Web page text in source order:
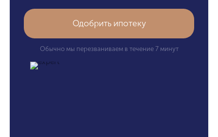
Одобрить ипотеку
Обычно мы перезваниваем в течение 7 минут